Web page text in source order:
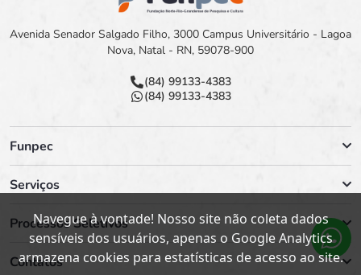
Avenida Senador Salgado Filho, 3000 Campus Universitário - Lagoa
Nova, Natal - RN, 59078-900
(84) 99133-4383
(84) 99133-4383
Funpec
Serviços
Processos Seletivos
Contatos
Navegue à vontade! Nosso site não coleta dados
sensíveis dos usuários, apenas o Google Analytics
armazena cookies para estatísticas de acesso ao site.